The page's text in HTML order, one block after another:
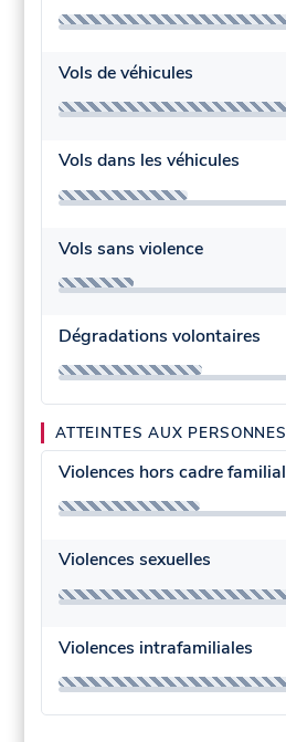
Vols de véhicules
Vols dans les véhicules
Vols sans violence
Dégradations volontaires
ATTEINTES AUX PERSONNES
Violences hors cadre familial
Violences sexuelles
Violences intrafamiliales